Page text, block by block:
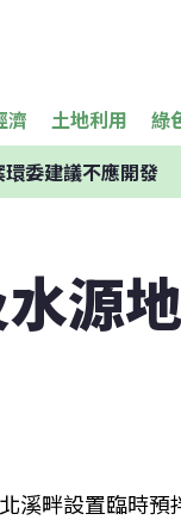
濟 土地利用 綠
委建議不應開發
源
溪畔設置臨時